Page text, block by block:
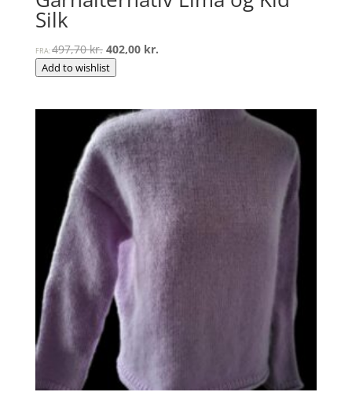
Silk
FRA:497,70kr. Den
oprindelige
497,70 kr..
402,00 kr.Den
402,00 kr..
Add to wishlist